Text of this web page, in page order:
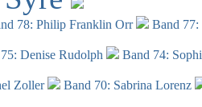
78: Philip Franklin Orr
Band
Denise Rudolph
Band 74:
Zoller
Band 70: Sabrina Lorenz